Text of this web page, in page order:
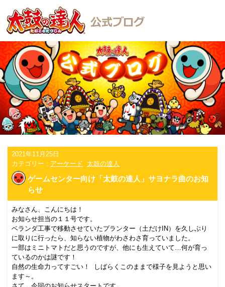
2021年11月25日
カテゴリー : アーケード 太鼓の達人
ゲームセンター向け「太鼓の達人」サヨナラ曲のお知
らせ
みなさん、こんにちは！
お知らせ担当の１１号です。
ベランダ工事で移動させていたプランター（土だけIN）を久しぶり
に取りに行ったら、知らない植物がわさわさ育っていました。
一部はミニトマトだと思うのですが、他にも生えていて…何が育っ
ているのかは謎です！
自然の生命力ってすごい！ しばらくこのままで様子を見ようと思い
ます～。